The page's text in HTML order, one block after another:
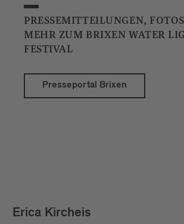
PRESSEMITTEILUNGEN,
MEHR ZUM BRIXEN WATER
FESTIVAL
Presseportal Brixen
Erica Kircheis